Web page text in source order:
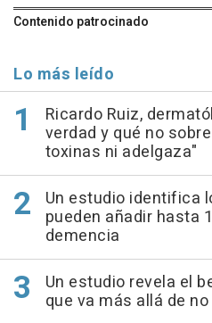
Contenido patrocinado
Lo más leído
Ricardo Ruiz,
verdad y qué no
toxinas ni adelgaza"
Un estudio identifica
pueden añadir hasta
demencia
Un estudio revela el
que va más allá de